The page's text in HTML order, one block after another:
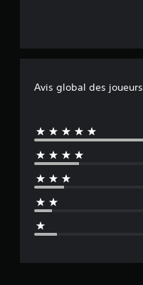
Avis global des joueurs